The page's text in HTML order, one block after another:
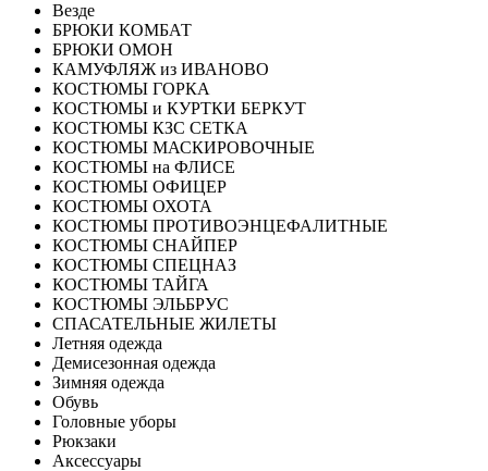
Везде
БРЮКИ КОМБАТ
БРЮКИ ОМОН
КАМУФЛЯЖ из ИВАНОВО
КОСТЮМЫ ГОРКА
КОСТЮМЫ и КУРТКИ БЕРКУТ
КОСТЮМЫ КЗС СЕТКА
КОСТЮМЫ МАСКИРОВОЧНЫЕ
КОСТЮМЫ на ФЛИСЕ
КОСТЮМЫ ОФИЦЕР
КОСТЮМЫ ОХОТА
КОСТЮМЫ ПРОТИВОЭНЦЕФАЛИТНЫЕ
КОСТЮМЫ СНАЙПЕР
КОСТЮМЫ СПЕЦНАЗ
КОСТЮМЫ ТАЙГА
КОСТЮМЫ ЭЛЬБРУС
СПАСАТЕЛЬНЫЕ ЖИЛЕТЫ
Летняя одежда
Демисезонная одежда
Зимняя одежда
Обувь
Головные уборы
Рюкзаки
Аксессуары